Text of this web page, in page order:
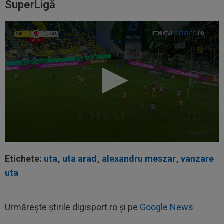
SuperLigă
Etichete: uta, uta arad, alexandru meszar, vanzare
uta
Urmărește știrile digisport.ro și pe Google News